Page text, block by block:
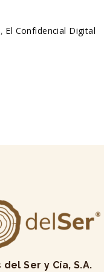
, El Confidencial Digital
del Ser y Cía, S.A.